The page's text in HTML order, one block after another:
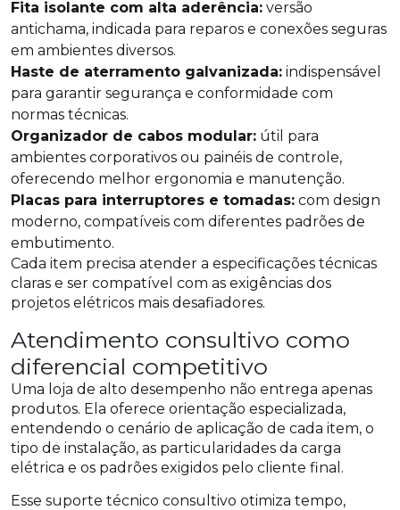
Fita isolante com alta aderência: versão
antichama, indicada para reparos e conexões seguras
em ambientes diversos.
Haste de aterramento galvanizada: indispensável
para garantir segurança e conformidade com
normas técnicas.
Organizador de cabos modular: útil para
ambientes corporativos ou painéis de controle,
oferecendo melhor ergonomia e manutenção.
Placas para interruptores e tomadas: com design
moderno, compatíveis com diferentes padrões de
embutimento.
Cada item precisa atender a especificações técnicas
claras e ser compatível com as exigências dos
projetos elétricos mais desafiadores.
Atendimento consultivo como
diferencial competitivo
Uma loja de alto desempenho não entrega apenas
produtos. Ela oferece orientação especializada,
entendendo o cenário de aplicação de cada item, o
tipo de instalação, as particularidades da carga
elétrica e os padrões exigidos pelo cliente final.
Esse suporte técnico consultivo otimiza tempo,